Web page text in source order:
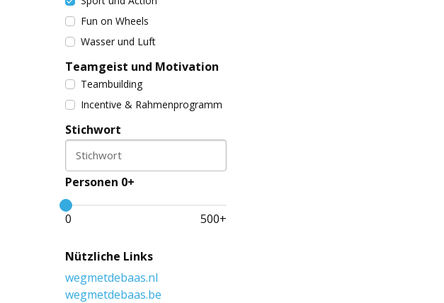
Fun on Wheels
Wasser und Luft
Teamgeist und Motivation
Teambuilding
Incentive & Rahmenprogramm
Stichwort
Stichwort
Personen 0+
0 500+
Nützliche Links
wegmetdebaas.nl
wegmetdebaas.be